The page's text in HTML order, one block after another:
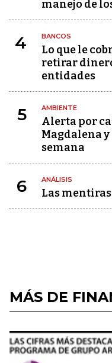
manejo de
4 BANCOS
Lo que le
retirar
entidades
5 AMBIENTE
Alerta por
Magdalena
semana
6 ANÁLISIS
Las
MÁS DE